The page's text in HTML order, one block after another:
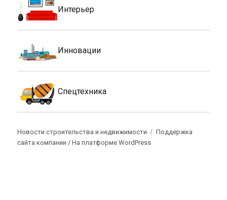
Интерьер
Инновации
Спецтехника
Новости строительства и недвижимости
Поддержка
сайта компании /На платформе WordPress